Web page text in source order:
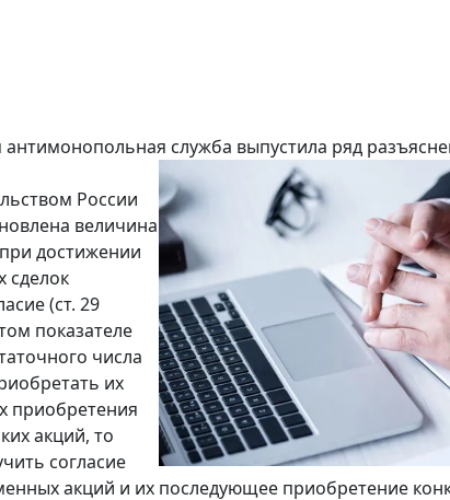
служба выпустила ряд
России
величина
достижении
сделок
(ст. 29
показателе
числа
их
приобретения
акций, то
согласие
акций и их последующее приобретение